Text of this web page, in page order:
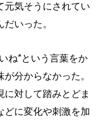
元気そうにされてい
いった。
ね”という言葉をか
分からなかった。
対して踏みとどま
どに変化や刺激を加